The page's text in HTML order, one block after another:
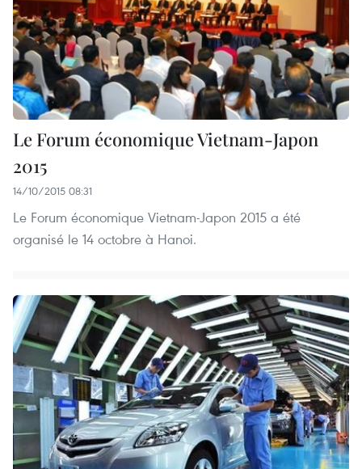
Le Forum économique Vietnam-Japon
2015
14/10/2015 08:31
Le Forum économique Vietnam-Japon 2015 a été
organisé le 14 octobre à Hanoi.